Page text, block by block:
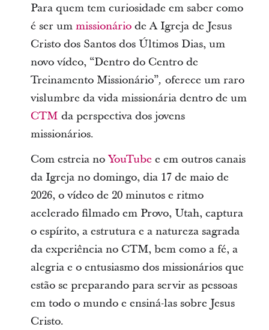
Para quem tem curiosidade em saber como
é ser um missionáriode A Igreja de Jesus
Cristo dos Santos dos Últimos Dias, um
novo vídeo, “Dentro do Centro de
Treinamento Missionário”, oferece um raro
vislumbre da vida missionária dentro de um
CTM da perspectiva dos jovens
missionários.
Com estreia no YouTube e em outros canais
da Igreja no domingo, dia 17 de maio de
2026, o vídeo de 20 minutos e ritmo
acelerado filmado em Provo, Utah, captura
o espírito, a estrutura e a natureza sagrada
da experiência no CTM, bem como a fé, a
alegria e o entusiasmo dos missionários que
estão se preparando para servir as pessoas
em todo o mundo e ensiná-las sobre Jesus
Cristo.